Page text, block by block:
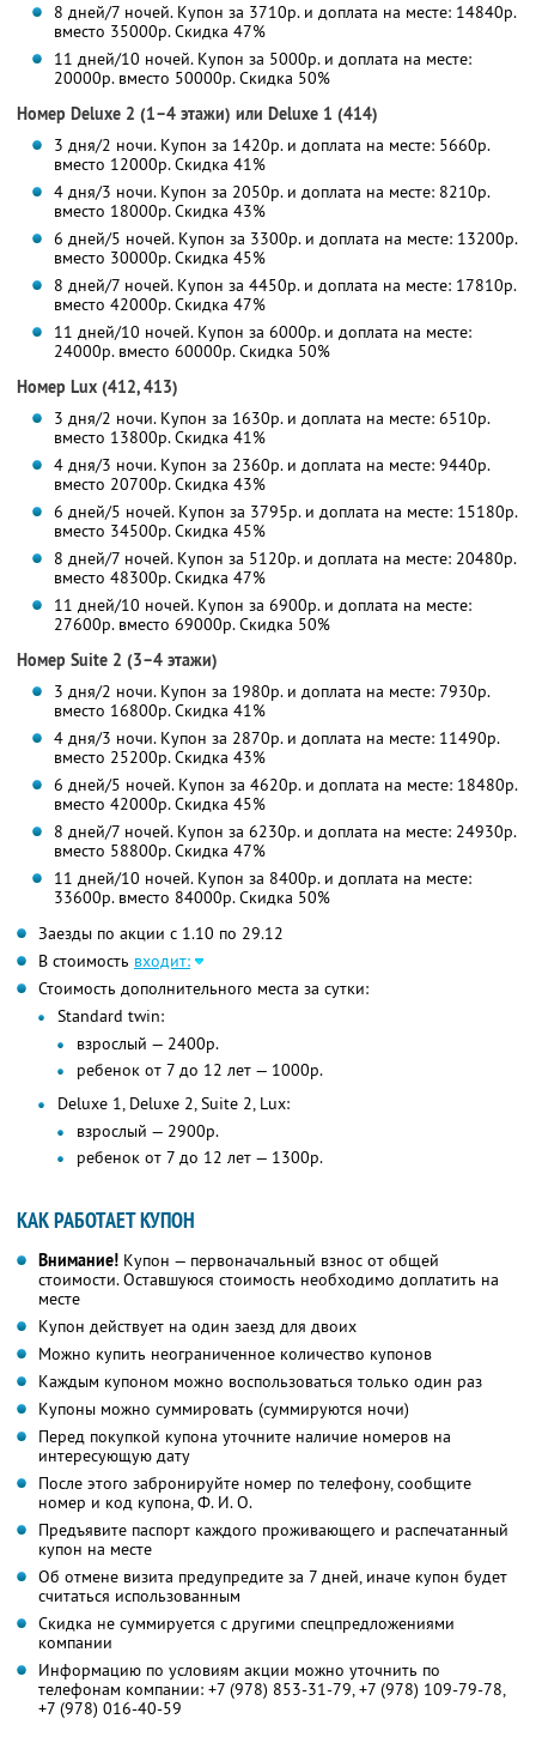
8 дней/7 ночей. Купон за 3710р. и доплата на месте: 14840р.
вместо 35000р.Скидка 47%
11 дней/10 ночей. Купон за 5000р. и доплата на месте:
20000р. вместо 50000р.Скидка 50%
Номер Deluxe 2 (1–4 этажи) или Deluxe 1 (414)
3 дня/2 ночи. Купон за 1420р. и доплата на месте: 5660р.
вместо 12000р.Скидка 41%
4 дня/3 ночи. Купон за 2050р. и доплата на месте: 8210р.
вместо 18000р.Скидка 43%
6 дней/5 ночей. Купон за 3300р. и доплата на месте: 13200р.
вместо 30000р.Скидка 45%
8 дней/7 ночей. Купон за 4450р. и доплата на месте: 17810р.
вместо 42000р.Скидка 47%
11 дней/10 ночей. Купон за 6000р. и доплата на месте:
24000р. вместо 60000р.Скидка 50%
Номер Lux (412, 413)
3 дня/2 ночи. Купон за 1630р. и доплата на месте: 6510р.
вместо 13800р.Скидка 41%
4 дня/3 ночи. Купон за 2360р. и доплата на месте: 9440р.
вместо 20700р.Скидка 43%
6 дней/5 ночей. Купон за 3795р. и доплата на месте: 15180р.
вместо 34500р.Скидка 45%
8 дней/7 ночей. Купон за 5120р. и доплата на месте: 20480р.
вместо 48300р.Скидка 47%
11 дней/10 ночей. Купон за 6900р. и доплата на месте:
27600р. вместо 69000р.Скидка 50%
Номер Suite 2 (3–4 этажи)
3 дня/2 ночи. Купон за 1980р. и доплата на месте: 7930р.
вместо 16800р.Скидка 41%
4 дня/3 ночи. Купон за 2870р. и доплата на месте: 11490р.
вместо 25200р.Скидка 43%
6 дней/5 ночей. Купон за 4620р. и доплата на месте: 18480р.
вместо 42000р.Скидка 45%
8 дней/7 ночей. Купон за 6230р. и доплата на месте: 24930р.
вместо 58800р.Скидка 47%
11 дней/10 ночей. Купон за 8400р. и доплата на месте:
33600р. вместо 84000р.Скидка 50%
Заезды по акции с 1.10 по 29.12
В стоимость входит:
Стоимость дополнительного места за сутки:
Standard twin:
взрослый — 2400р.
ребенок от 7 до 12 лет — 1000р.
Deluxe 1, Deluxe 2, Suite 2, Lux:
взрослый — 2900р.
ребенок от 7 до 12 лет — 1300р.
КАК РАБОТАЕТ КУПОН
Внимание! Купон — первоначальный взнос от общей
стоимости. Оставшуюся стоимость необходимо доплатить на
месте
Купон действует на один заезд для двоих
Можно купить неограниченное количество купонов
Каждым купоном можно воспользоваться только один раз
Купоны можно суммировать (суммируются ночи)
Перед покупкой купона уточните наличие номеров на
интересующую дату
После этого забронируйте номер по телефону, сообщите
номер и код купона, Ф. И. О.
Предъявите паспорт каждого проживающего и распечатанный
купон на месте
Об отмене визита предупредите за 7 дней, иначе купон будет
считаться использованным
Скидка не суммируется с другими спецпредложениями
компании
Информацию по условиям акции можно уточнить по
телефонам компании: +7 (978) 853-31-79, +7 (978) 109-79-78,
+7 (978) 016-40-59